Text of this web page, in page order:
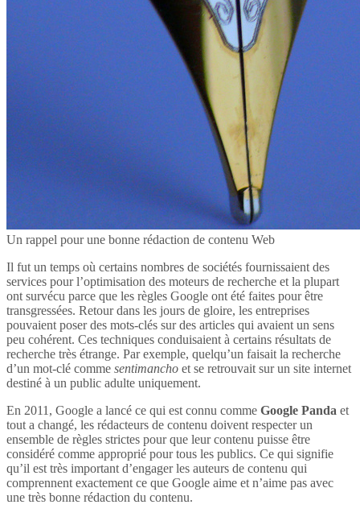
Un rappel pour une bonne rédaction de contenu Web
Il fut un temps où certains nombres de sociétés fournissaient des
services pour l’optimisation des moteurs de recherche et la plupart
ont survécu parce que les règles Google ont été faites pour être
transgressées. Retour dans les jours de gloire, les entreprises
pouvaient poser des mots-clés sur des articles qui avaient un sens
peu cohérent. Ces techniques conduisaient à certains résultats de
recherche très étrange. Par exemple, quelqu’un faisait la recherche
d’un mot-clé comme sentimancho et se retrouvait sur un site internet
destiné à un public adulte uniquement.
En 2011, Google a lancé ce qui est connu comme Google Panda et
tout a changé, les rédacteurs de contenu doivent respecter un
ensemble de règles strictes pour que leur contenu puisse être
considéré comme approprié pour tous les publics. Ce qui signifie
qu’il est très important d’engager les auteurs de contenu qui
comprennent exactement ce que Google aime et n’aime pas avec
une très bonne rédaction du contenu.